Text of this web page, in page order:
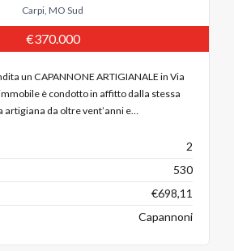
Carpi, MO Sud
€370.000
un CAPANNONE ARTIGIANALE in Via
è condotto in affitto dalla stessa
artigiana da oltre vent’anni e…
2
530
€698,11
Capannoni